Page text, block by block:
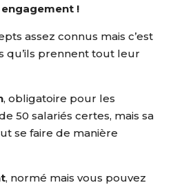
!
assez connus mais c’est
qu’ils prennent tout leur
, obligatoire pour les
50 salariés certes, mais sa
se faire de manière
, normé mais vous pouvez